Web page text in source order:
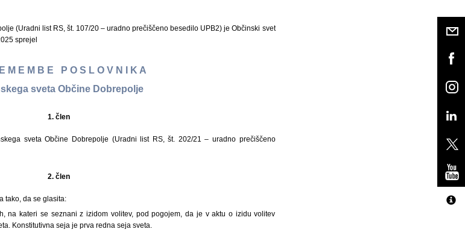
(Uradni list RS, št. 107/20 – uradno prečiščeno besedilo UPB2) je Občinski svet
sprejel
M E M B E P O S L O V N I K A
sveta Občine Dobrepolje
1. člen
sveta Občine Dobrepolje (Uradni list RS, št. 202/21 – uradno prečiščeno
2. člen
tako, da se glasita:
na kateri se seznani z izidom volitev, pod pogojem, da je v aktu o izidu volitev
Konstitutivna seja je prva redna seja sveta.